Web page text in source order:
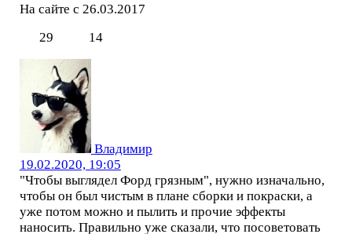
На сайте с 26.03.2017
29
14
Владимир
19.02.2020, 19:05
"Чтобы выглядел Форд грязным", нужно изначально,
чтобы он был чистым в плане сборки и покраски, а
уже потом можно и пылить и прочие эффекты
наносить. Правильно уже сказали, что посоветовать